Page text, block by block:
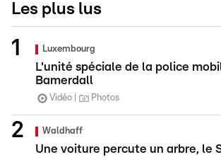
Les plus lus
Luxembourg
L'unité spéciale de la police
Bamerdall
Vidéo Photos
Waldhaff
Une voiture percute un arbre, le